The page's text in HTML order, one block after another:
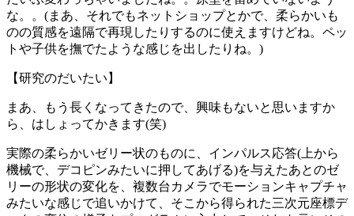
な。。(まあ、それでもネットショップとかで、柔らかいも
のの質感を遠隔で再現したりするのに使えますけどね。ペッ
トや子供を撫でたような感じを出したりね。)
【研究のだいたい】
まあ、もう長くなってきたので、興味もないと思いますか
ら、はしょってかきます(笑)
実際の柔らかいゼリー状のものに、インパルス応答(上から
機械で、デコピンみたいに押してあげる)を与えたあとのゼ
リーの形状の変化を、複数台カメラでモーションキャプチャ
みたいな感じで追いかけて、そこから得られた三次元座標デ